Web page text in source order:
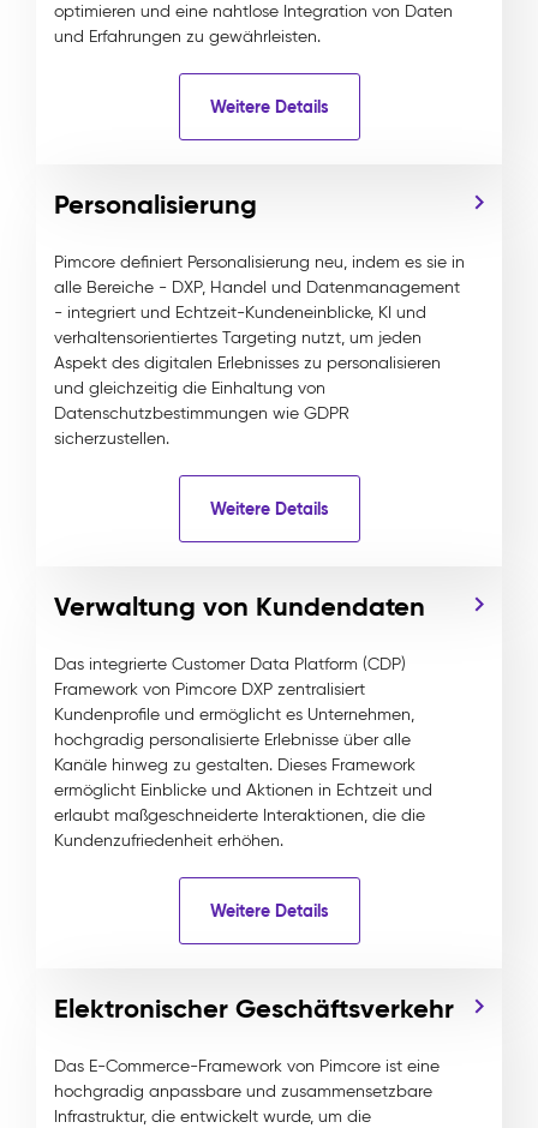
optimieren und eine nahtlose Integration von Daten
und Erfahrungen zu gewährleisten.
Weitere Details
Personalisierung
Pimcore definiert Personalisierung neu, indem es sie in
alle Bereiche - DXP, Handel und Datenmanagement
- integriert und Echtzeit-Kundeneinblicke, KI und
verhaltensorientiertes Targeting nutzt, um jeden
Aspekt des digitalen Erlebnisses zu personalisieren
und gleichzeitig die Einhaltung von
Datenschutzbestimmungen wie GDPR
sicherzustellen.
Weitere Details
Verwaltung von Kundendaten
Das integrierte Customer Data Platform (CDP)
Framework von Pimcore DXP zentralisiert
Kundenprofile und ermöglicht es Unternehmen,
hochgradig personalisierte Erlebnisse über alle
Kanäle hinweg zu gestalten. Dieses Framework
ermöglicht Einblicke und Aktionen in Echtzeit und
erlaubt maßgeschneiderte Interaktionen, die die
Kundenzufriedenheit erhöhen.
Weitere Details
Elektronischer Geschäftsverkehr
Das E-Commerce-Framework von Pimcore ist eine
hochgradig anpassbare und zusammensetzbare
Infrastruktur, die entwickelt wurde, um die